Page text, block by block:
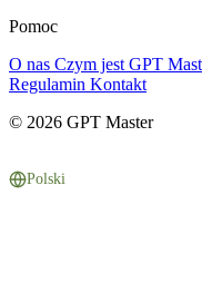
Pomoc
O nas Czym jest GPT
Regulamin Kontakt
© 2026 GPT Master
Polski